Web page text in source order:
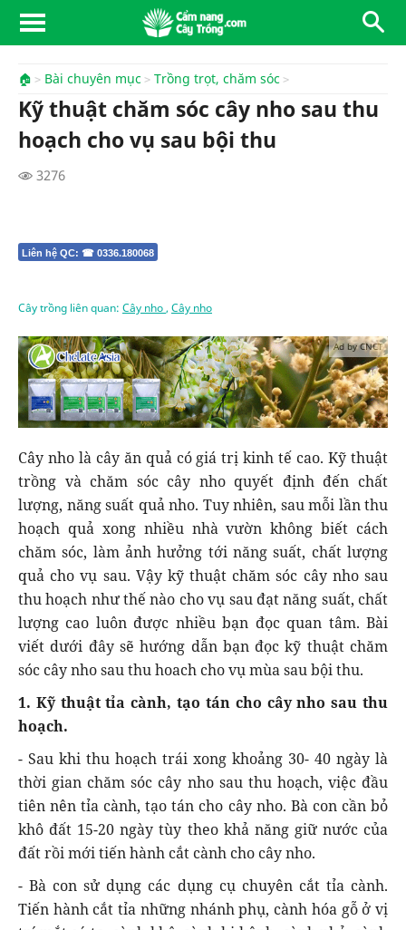
🏠 Bài chuyên mục Trồng trọt, chăm sóc
Kỹ thuật chăm sóc cây nho sau thu
hoạch cho vụ sau bội thu
3276
Liên hệ QC: ☎ 0336.180068
Cây trồng liên quan: Cây nho, Cây nho
Ad by CNCT
Cây nho là cây ăn quả có giá trị kinh tế cao. Kỹ thuật
trồng và chăm sóc cây nho quyết định đến chất
lượng, năng suất quả nho. Tuy nhiên, sau mỗi lần thu
hoạch quả xong nhiều nhà vườn không biết cách
chăm sóc, làm ảnh hưởng tới năng suất, chất lượng
quả cho vụ sau. Vậy kỹ thuật chăm sóc cây nho sau
thu hoạch như thế nào cho vụ sau đạt năng suất, chất
lượng cao luôn được nhiều bạn đọc quan tâm. Bài
viết dưới đây sẽ hướng dẫn bạn đọc kỹ thuật chăm
sóc cây nho sau thu hoach cho vụ mùa sau bội thu.
1. Kỹ thuật tỉa cành, tạo tán cho cây nho sau thu
hoạch.
- Sau khi thu hoạch trái xong khoảng 30- 40 ngày là
thời gian chăm sóc cây nho sau thu hoạch, việc đầu
tiên nên tỉa cành, tạo tán cho cây nho. Bà con cần bỏ
khô đất 15-20 ngày tùy theo khả năng giữ nước của
đất rồi mới tiến hành cắt cành cho cây nho.
- Bà con sử dụng các dụng cụ chuyên cắt tỉa cành.
Tiến hành cắt tỉa những nhánh phụ, cành hóa gỗ ở vị